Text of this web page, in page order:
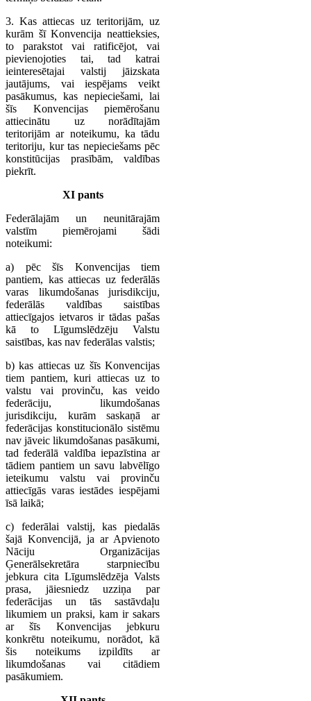
3. Kas attiecas uz teritorijām, uz
kurām šī Konvencija neattieksies,
to parakstot vai ratificējot, vai
pievienojoties tai, tad katrai
ieinteresētajai valstij jāizskata
jautājums, vai iespējams veikt
pasākumus, kas nepieciešami, lai
šīs Konvencijas piemērošanu
attiecinātu uz norādītajām
teritorijām ar noteikumu, ka tādu
teritoriju, kur tas nepieciešams pēc
konstitūcijas prasībām, valdības
piekrīt.
XI pants
Federālajām un neunitārajām
valstīm piemērojami šādi
noteikumi:
a) pēc šīs Konvencijas tiem
pantiem, kas attiecas uz federālās
varas likumdošanas jurisdikciju,
federālās valdības saistības
attiecīgajos ietvaros ir tādas pašas
kā to Līgumslēdzēju Valstu
saistības, kas nav federālas valstis;
b) kas attiecas uz šīs Konvencijas
tiem pantiem, kuri attiecas uz to
valstu vai provinču, kas veido
federāciju, likumdošanas
jurisdikciju, kurām saskaņā ar
federācijas konstitucionālo sistēmu
nav jāveic likumdošanas pasākumi,
tad federālā valdība iepazīstina ar
tādiem pantiem un savu labvēlīgo
ieteikumu valstu vai provinču
attiecīgās varas iestādes iespējami
īsā laikā;
c) federālai valstij, kas piedalās
šajā Konvencijā, ja ar Apvienoto
Nāciju Organizācijas
Ģenerālsekretāra starpniecību
jebkura cita Līgumslēdzēja Valsts
prasa, jāiesniedz uzziņa par
federācijas un tās sastāvdaļu
likumiem un praksi, kam ir sakars
ar šīs Konvencijas jebkuru
konkrētu noteikumu, norādot, kā
šis noteikums izpildīts ar
likumdošanas vai citādiem
pasākumiem.